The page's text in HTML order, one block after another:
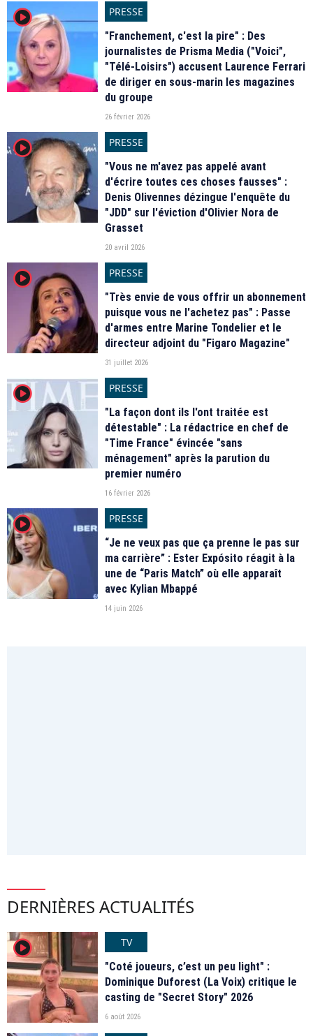
player2
PRESSE
"Franchement, c'est la pire" : Des
journalistes de Prisma Media ("Voici",
"Télé-Loisirs") accusent Laurence Ferrari
de diriger en sous-marin les magazines
du groupe
26 février 2026
player2
PRESSE
"Vous ne m'avez pas appelé avant
d'écrire toutes ces choses fausses" :
Denis Olivennes dézingue l'enquête du
"JDD" sur l'éviction d'Olivier Nora de
Grasset
20 avril 2026
player2
PRESSE
"Très envie de vous offrir un abonnement
puisque vous ne l'achetez pas" : Passe
d'armes entre Marine Tondelier et le
directeur adjoint du "Figaro Magazine"
31 juillet 2026
player2
PRESSE
"La façon dont ils l'ont traitée est
détestable" : La rédactrice en chef de
"Time France" évincée "sans
ménagement" après la parution du
premier numéro
16 février 2026
player2
PRESSE
“Je ne veux pas que ça prenne le pas sur
ma carrière” : Ester Expósito réagit à la
une de “Paris Match” où elle apparaît
avec Kylian Mbappé
14 juin 2026
DERNIÈRES ACTUALITÉS
player2
TV
"Coté joueurs, c’est un peu light" :
Dominique Duforest (La Voix) critique le
casting de "Secret Story" 2026
6 août 2026